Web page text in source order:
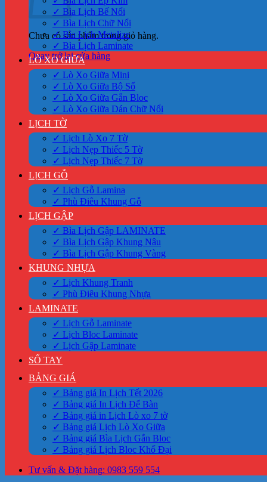
Chưa có sản phẩm trong giỏ hàng.
Quay trở lại cửa hàng
✓ Bìa Lịch Bế Nổi
✓ Bìa Lịch Chữ Nổi
✓ Bìa Lịch Metalize
✓ Bìa Lịch Laminate
LÒ XO GIỮA
✓ Lò Xo Giữa Mini
✓ Lò Xo Giữa Bộ Số
✓ Lò Xo Giữa Gắn Bloc
✓ Lò Xo Giữa Dán Chữ Nổi
LỊCH TỜ
✓ Lịch Lò Xo 7 Tờ
✓ Lịch Nẹp Thiếc 5 Tờ
✓ Lịch Nẹp Thiếc 7 Tờ
LỊCH GỖ
✓ Lịch Gỗ Lamina
✓ Phù Điêu Khung Gỗ
LỊCH GẬP
✓ Bìa Lịch Gập LAMINATE
✓ Bìa Lịch Gập Khung Nâu
✓ Bìa Lịch Gập Khung Vàng
KHUNG NHỰA
✓ Lịch Khung Tranh
✓ Phù Điêu Khung Nhựa
LAMINATE
✓ Lịch Gỗ Laminate
✓ Lịch Bloc Laminate
✓ Lịch Gập Laminate
SỔ TAY
BẢNG GIÁ
✓ Bảng giá In Lịch Tết 2026
✓ Bảng giá In Lịch Để Bàn
✓ Bảng giá in Lịch Lò xo 7 tờ
✓ Bảng giá Lịch Lò Xo Giữa
✓ Bảng giá Bìa Lịch Gắn Bloc
✓ Bảng giá Lịch Bloc Khổ Đại
Tư vấn & Đặt hàng: 0983 559 554